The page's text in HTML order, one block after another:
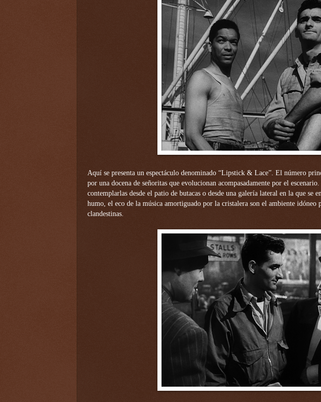
Aquí se presenta un espectáculo denominado “Lipstick & Lace”. El número
por una docena de señoritas que evolucionan acompasadamente por el
contemplarlas desde el patio de butacas o desde una galería lateral en la que se
humo, el eco de la música amortiguado por la cristalera son el ambiente idóneo
clandestinas.